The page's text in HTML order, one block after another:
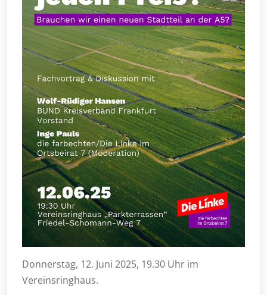
Donnerstag, 12. Juni 2025, 19.30 Uhr im
Vereinsringhaus.